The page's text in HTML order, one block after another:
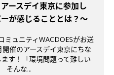
ースデイ東京に参加し
が感じることとは？〜
ミュニティWACDOESがお送
催のアースデイ東京にちな
す！「環境問題って難しい
そんな...